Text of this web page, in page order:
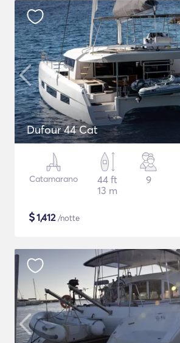
Dufour 44 Cat
Catamarano
44 ft
13 m
9
$1,412/notte